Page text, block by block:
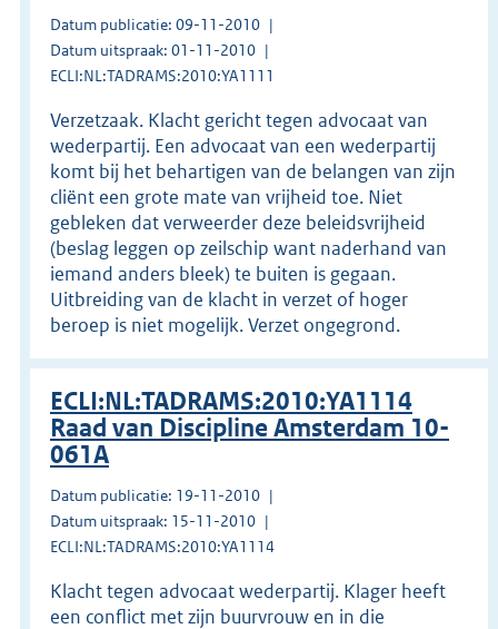
Datum publicatie: 09-11-2010
Datum uitspraak: 01-11-2010
ECLI:NL:TADRAMS:2010:YA1111
Verzetzaak. Klacht gericht tegen advocaat van
wederpartij. Een advocaat van een wederpartij
komt bij het behartigen van de belangen van zijn
cliënt een grote mate van vrijheid toe. Niet
gebleken dat verweerder deze beleidsvrijheid
(beslag leggen op zeilschip want naderhand van
iemand anders bleek) te buiten is gegaan.
Uitbreiding van de klacht in verzet of hoger
beroep is niet mogelijk. Verzet ongegrond.
ECLI:NL:TADRAMS:2010:YA1114
Raad van Discipline Amsterdam 10-
061A
Datum publicatie: 19-11-2010
Datum uitspraak: 15-11-2010
ECLI:NL:TADRAMS:2010:YA1114
Klacht tegen advocaat wederpartij. Klager heeft
een conflict met zijn buurvrouw en in die